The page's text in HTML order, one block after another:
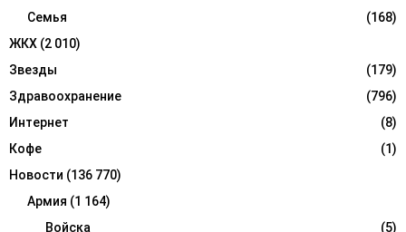
Семья
(168)
ЖКХ (2 010)
Звезды
(179)
Здравоохранение
(796)
Интернет
(8)
Кофе
(1)
Новости (136 770)
Армия (1 164)
Войска
(5)